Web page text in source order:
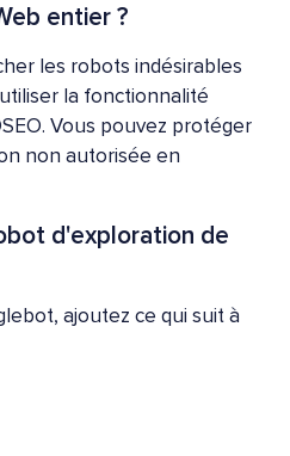
entier ?
les robots indésirables
la fonctionnalité
Vous pouvez protéger
non autorisée en
d'exploration de
ajoutez ce qui suit à